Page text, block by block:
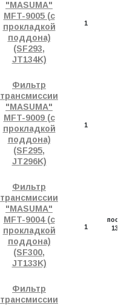
"MASUMA"
MFT-9005 (с
прокладкой
поддона)
(SF293,
JT134K)
1
Фильтр
трансмиссии
"MASUMA"
MFT-9009 (с
прокладкой
поддона)
(SF295,
JT296K)
1
Фильтр
трансмиссии
"MASUMA"
MFT-9004 (с
прокладкой
поддона)
(SF300,
JT133K)
1
Фильтр
трансмиссии